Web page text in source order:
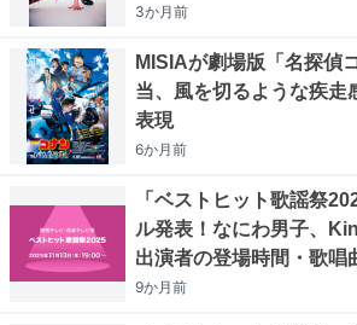
3か月前
MISIAが劇場版「名探偵
当、風を切るような疾走
表現
6か月前
「ベストヒット歌謡祭
ル発表！なにわ男子、
出演者の登場時間・歌唱
9か月前